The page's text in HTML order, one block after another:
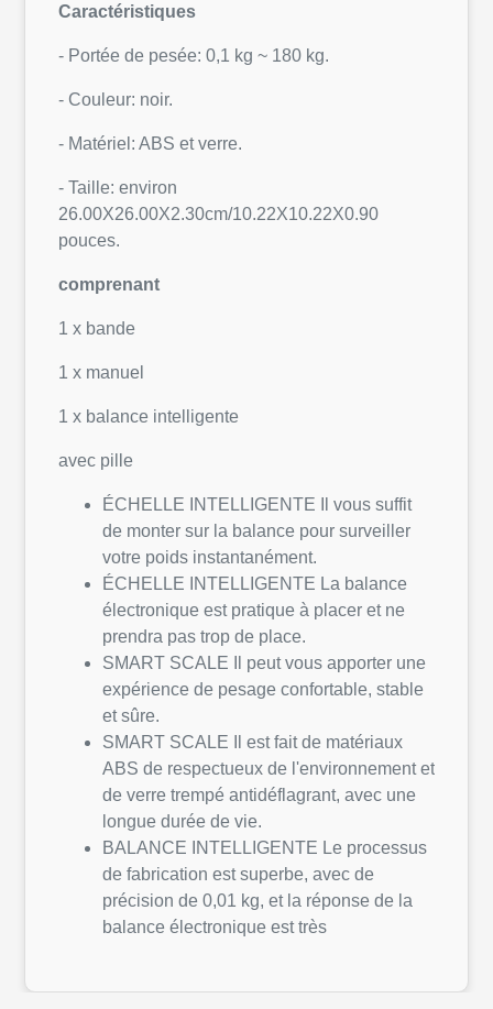
Caractéristiques
- Portée de pesée: 0,1 kg ~ 180 kg.
- Couleur: noir.
- Matériel: ABS et verre.
- Taille: environ
26.00X26.00X2.30cm/10.22X10.22X0.90
pouces.
comprenant
1 x bande
1 x manuel
1 x balance intelligente
avec pille
ÉCHELLE INTELLIGENTE Il vous suffit
de monter sur la balance pour surveiller
votre poids instantanément.
ÉCHELLE INTELLIGENTE La balance
électronique est pratique à placer et ne
prendra pas trop de place.
SMART SCALE Il peut vous apporter une
expérience de pesage confortable, stable
et sûre.
SMART SCALE Il est fait de matériaux
ABS de respectueux de l'environnement et
de verre trempé antidéflagrant, avec une
longue durée de vie.
BALANCE INTELLIGENTE Le processus
de fabrication est superbe, avec de
précision de 0,01 kg, et la réponse de la
balance électronique est très